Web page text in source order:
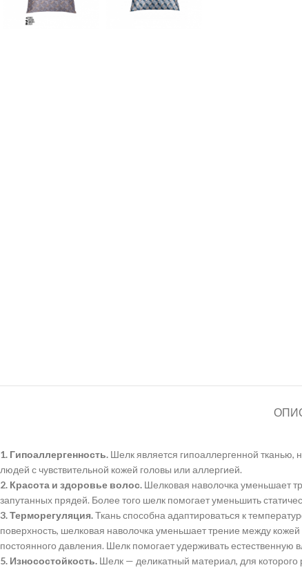
1. Гипоаллергенность. Шелк является гипоаллергенной
людей с чувствительной кожей головы или аллергией.
2. Красота и здоровье волос. Шелковая наволочка уменьшает
запутанных прядей. Более того шелк помогает уменьшить
3. Терморегуляция.Ткань способна адаптироваться к
поверхность, шелковая наволочка уменьшает трение между
постоянного давления. Шелк помогает удерживать
5. Износостойкость. Шелк — деликатный материал, для